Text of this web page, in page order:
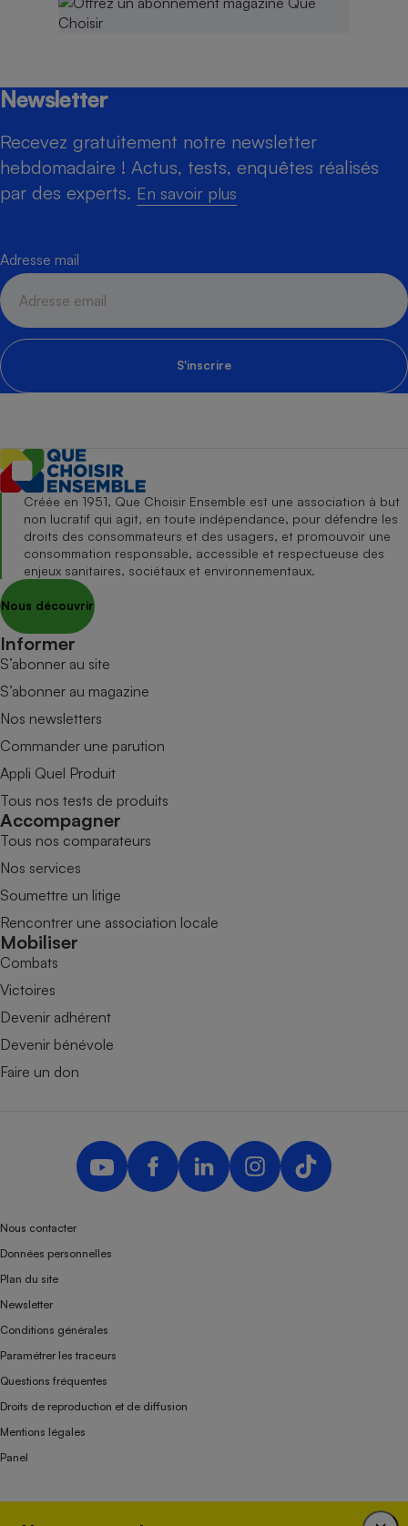
Newsletter
Recevez gratuitement notre newsletter
hebdomadaire ! Actus, tests, enquêtes réalisés
par des experts. En savoir plus
Adresse mail
S'inscrire
Créée en 1951, Que Choisir Ensemble est une association à but
non lucratif qui agit, en toute indépendance, pour défendre les
droits des consommateurs et des usagers, et promouvoir une
consommation responsable, accessible et respectueuse des
enjeux sanitaires, sociétaux et environnementaux.
Nous découvrir
Informer
S’abonner au site
S’abonner au magazine
Nos newsletters
Commander une parution
Appli Quel Produit
Tous nos tests de produits
Accompagner
Tous nos comparateurs
Nos services
Soumettre un litige
Rencontrer une association locale
Mobiliser
Combats
Victoires
Devenir adhérent
Devenir bénévole
Faire un don
Nous contacter
Données personnelles
Plan du site
Newsletter
Conditions générales
Paramétrer les traceurs
Questions fréquentes
Droits de reproduction et de diffusion
Mentions légales
Panel
Association indépendante de l’État, des syndicats, des producteurs et des